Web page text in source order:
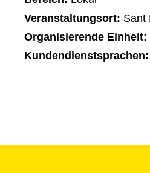
Veranstaltungsort: Sant
Organisierende Einheit:
Kundendienstsprachen: